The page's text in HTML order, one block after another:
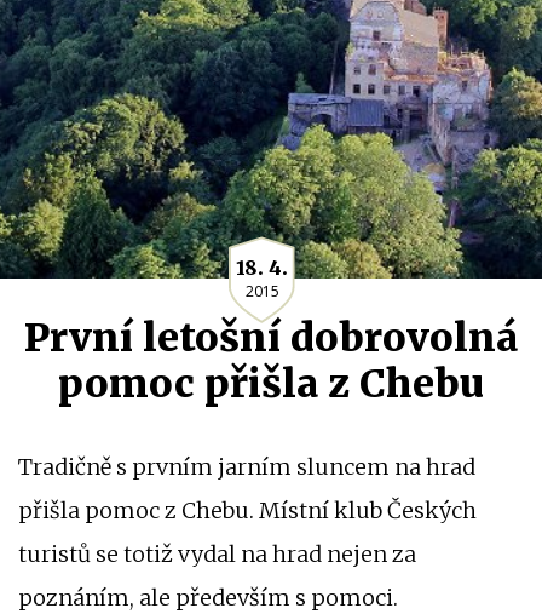
18. 4.
2015
První letošní dobrovolná
pomoc přišla z Chebu
Tradičně s prvním jarním sluncem na hrad
přišla pomoc z Chebu. Místní klub Českých
turistů se totiž vydal na hrad nejen za
poznáním, ale především s pomoci.